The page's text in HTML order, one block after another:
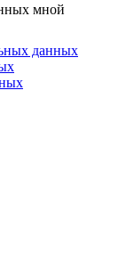
мной
данных